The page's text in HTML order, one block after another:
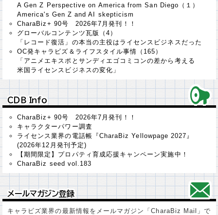
A Gen Z Perspective on America from San Diego（１）
America's Gen Z and AI skepticism
CharaBiz+ 90号 2026年7月発刊！！
グローバルコンテンツ瓦版（4）
「レコード復活」の本当の主役はライセンスビジネスだった
OC発キャラビズ＆ライフスタイル事情（165）
「アニメエキスポとサンディエゴコミコンの差から考える
米国ライセンスビジネスの変化」
ＣＤＢ Ｉｎｆｏ
ＣＤＢ Ｉｎｆｏ
CharaBiz+ 90号 2026年7月発刊！！
キャラクターパワー調査
ライセンス業界の電話帳『CharaBiz Yellowpage 2027』
(2026年12月発刊予定)
【期間限定】プロパティ育成応援キャンペーン実施中！
CharaBiz seed vol.183
メールマガジン登録
メールマガジン登録
キャラビズ業界の最新情報をメールマガジン「CharaBiz Mail」で